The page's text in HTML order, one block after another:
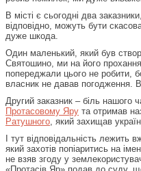
В місті є сьогодні два
відповідно, можуть бути
дуже шкода.
Один маленький, який був
Святошино, ми на його
попереджали цього не робити,
власник не давав погодження.
Другий заказник – біль нашого
Протасовому Яру та отримав
Ратушного, який захищав
І тут відповідальність лежить
який захотів попіаритись на
не взяв згоду у